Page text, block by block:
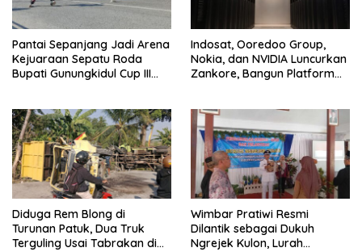
Pantai Sepanjang Jadi Arena
Kejuaraan Sepatu Roda
Bupati Gunungkidul Cup III
Tourism
Indosat, Ooredoo Group,
Nokia, dan NVIDIA Luncurkan
Zankore, Bangun Platform
Diduga Rem Blong di
Turunan Patuk, Dua Truk
Terguling Usai Tabrakan di
Wimbar Pratiwi Resmi
Dilantik sebagai Dukuh
Ngrejek Kulon, Lurah